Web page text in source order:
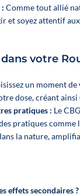
Comme tout allié
et soyez attentif
votre
un moment
dose, créant
pratiques : Le
pratiques comme
la nature,
effets secondaires ?